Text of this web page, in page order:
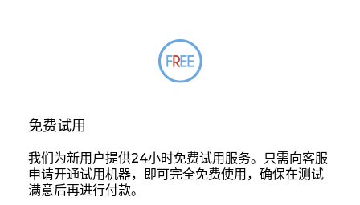
免费试用
我们为新用户提供24小时免费试用服务。只需向客服
申请开通试用机器，即可完全免费使用，确保在测试
满意后再进行付款。